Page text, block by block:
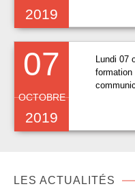
2019
07
OCTOBRE
2019
Lundi 07
formation
LES ACTUALITÉS